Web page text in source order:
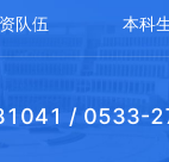
队伍 本科
/ 0533-